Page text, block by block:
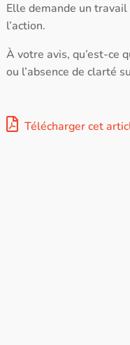
Elle demande un
l’action.
À votre avis, qu’est-ce
ou l’absence de clarté
Télécharger cet